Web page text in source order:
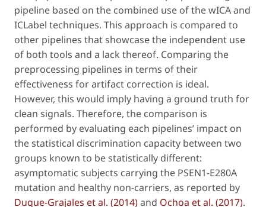
pipeline based on the combined use of the wICA and
ICLabel techniques. This approach is compared to
other pipelines that showcase the independent use
of both tools and a lack thereof. Comparing the
preprocessing pipelines in terms of their
effectiveness for artifact correction is ideal.
However, this would imply having a ground truth for
clean signals. Therefore, the comparison is
performed by evaluating each pipelines’ impact on
the statistical discrimination capacity between two
groups known to be statistically different:
asymptomatic subjects carrying the PSEN1-E280A
mutation and healthy non-carriers, as reported by
Duque-Grajales et al. (2014)and Ochoa et al. (2017).